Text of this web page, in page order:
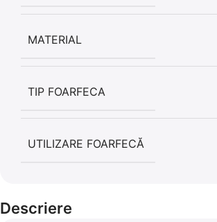
MATERIAL
TIP FOARFECA
UTILIZARE FOARFECĂ
Descriere